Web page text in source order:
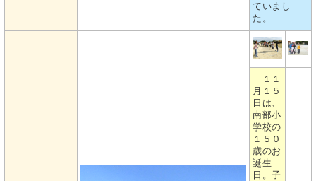
ていまし
た。
１１
月１５
日は、
南部小
学校の
１５０
歳のお
誕生
日。子